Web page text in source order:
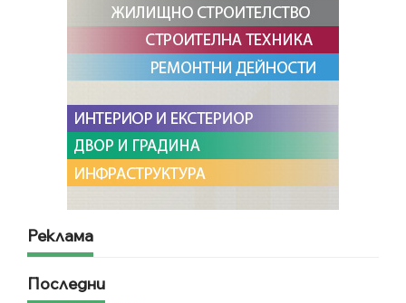
Реклама
Последни